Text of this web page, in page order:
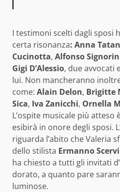
I testimoni scelti dagli sposi
certa risonanza: Anna
Cucinotta, Alfonso
Gigi D’Alessio, due avvocati
lui. Non mancheranno
come: Alain Delon, Brigitte
Sica, Iva Zanicchi, Ornella
L’ospite musicale più atteso
esibirà in onore degli sposi.
riguarda l’abito che Valeria
dello stilista Ermanno
ha chiesto a tutti gli invitati
dorato, a quanto pare
luminose.